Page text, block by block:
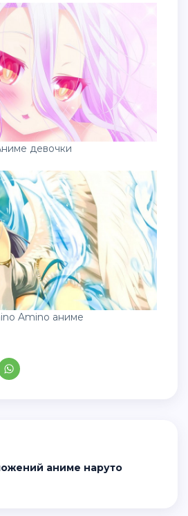
девочки
Amino аниме
аниме наруто